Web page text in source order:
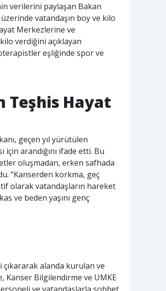
verilerini paylaşan Bakan
vatandaşın boy ve kilo
Merkezlerine ve
verdiğini açıklayan
eşliğinde spor ve
Teşhis Hayat
geçen yıl yürütülen
için arandığını ifade etti. Bu
oluşmadan, erken safhada
“Kanserden korkma, geç
olarak vatandaşların hareket
ve beden yaşını genç
çıkararak alanda kurulan ve
Kanser Bilgilendirme ve UMKE